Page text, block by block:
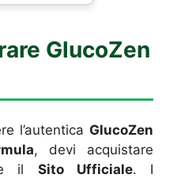
GlucoZen
l’autentica GlucoZen
, devi acquistare
il Sito Ufficiale. I